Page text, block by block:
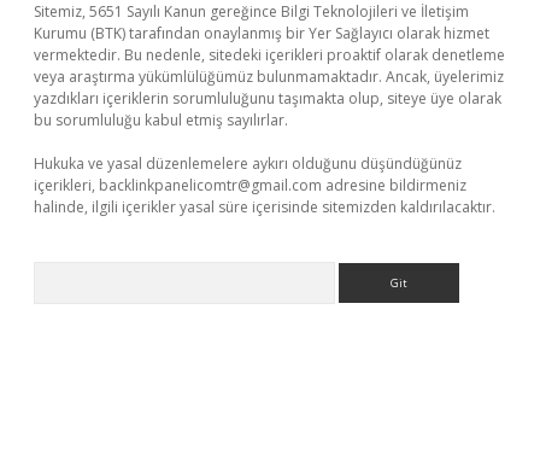
Sitemiz, 5651 Sayılı Kanun gereğince Bilgi Teknolojileri ve İletişim
Kurumu (BTK) tarafından onaylanmış bir Yer Sağlayıcı olarak hizmet
vermektedir. Bu nedenle, sitedeki içerikleri proaktif olarak denetleme
veya araştırma yükümlülüğümüz bulunmamaktadır. Ancak, üyelerimiz
yazdıkları içeriklerin sorumluluğunu taşımakta olup, siteye üye olarak
bu sorumluluğu kabul etmiş sayılırlar.
Hukuka ve yasal düzenlemelere aykırı olduğunu düşündüğünüz
içerikleri, backlinkpanelicomtr@gmail.com adresine bildirmeniz
halinde, ilgili içerikler yasal süre içerisinde sitemizden kaldırılacaktır.